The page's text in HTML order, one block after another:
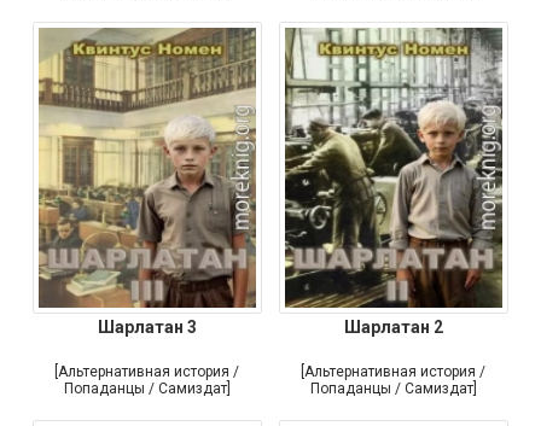
Шарлатан 3
[Альтернативная история /
Попаданцы / Самиздат]
Шарлатан 2
[Альтернативная история /
Попаданцы / Самиздат]